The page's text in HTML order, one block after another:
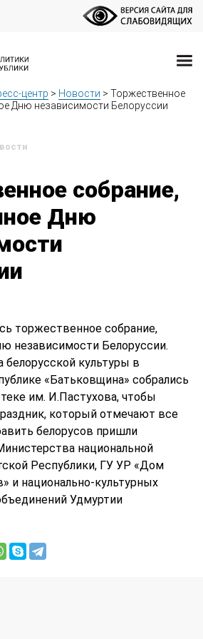
центр > Новости > Торжественное
Дню независимости Белоруссии
собрание,
Дню
торжественное собрание,
независимости Белоруссии.
культуры в
«Батьковщина» собрались
им. И.Пастухова, чтобы
который отмечают все
белорусов пришли
национальной
Республики, ГУ УР «Дом
и национально-культурных
Удмуртии